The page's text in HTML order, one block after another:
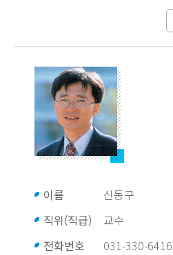
이름
신동구
직위(직급)
교수
전화번호
031-330-6416